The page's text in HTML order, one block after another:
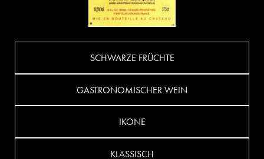
SCHWARZE FRÜCHTE
GASTRONOMISCHER WEIN
IKONE
KLASSISCH